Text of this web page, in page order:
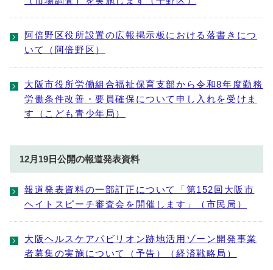
阿倍野区役所設置の広報掲示板における落書きにつ
いて（阿倍野区）
大阪市役所労働組合福祉保育支部から令和8年度勤務
労働条件改善・要員確保について申し入れを受けま
す（こども青少年局）
12月19日公開の報道発表資料
報道発表資料の一部訂正について「第152回大阪市
ヘイトスピーチ審査会を開催します」（市民局）
大阪ヘルスケアパビリオン跡地活用ゾーン開発事業
者募集の実施について（予告）（経済戦略局）